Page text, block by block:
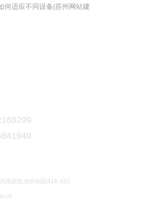
何适应不同设备|苏州网站建
路新航道科创园416-420